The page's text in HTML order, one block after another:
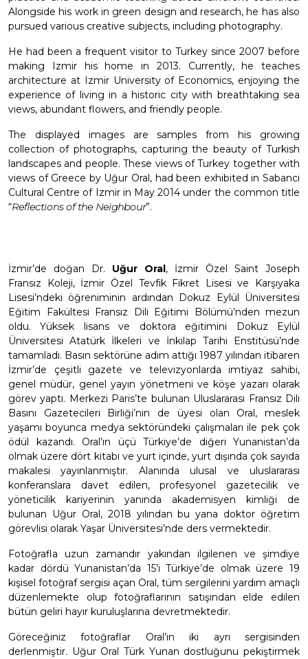
Alongside his work in green design and research, he has also
pursued various creative subjects, including photography.
He had been a frequent visitor to Turkey since 2007 before
making Izmir his home in 2013. Currently, he teaches
architecture at Izmir University of Economics, enjoying the
experience of living in a historic city with breathtaking sea
views, abundant flowers, and friendly people.
The displayed images are samples from his growing
collection of photographs, capturing the beauty of Turkish
landscapes and people. These views of Turkey together with
views of Greece by Uğur Oral, had been exhibited in Sabanci
Cultural Centre of Izmir in May 2014 under the common title
“Reflections of the Neighbour”.
İzmir’de doğan Dr. Uğur Oral , İzmir Özel Saint Joseph
Fransız Koleji, İzmir Özel Tevfik Fikret Lisesi ve Karşıyaka
Lisesi’ndeki öğreniminin ardından Dokuz Eylül Üniversitesi
Eğitim Fakültesi Fransız Dili Eğitimi Bölümü’nden mezun
oldu. Yüksek lisans ve doktora eğitimini Dokuz Eylül
Üniversitesi Atatürk İlkeleri ve İnkılap Tarihi Enstitüsü’nde
tamamladı. Basın sektörüne adım attığı 1987 yılından itibaren
İzmir’de çeşitli gazete ve televizyonlarda imtiyaz sahibi,
genel müdür, genel yayın yönetmeni ve köşe yazarı olarak
görev yaptı. Merkezi Paris’te bulunan Uluslararası Fransız Dili
Basını Gazetecileri Birliği’nin de üyesi olan Oral, meslek
yaşamı boyunca medya sektöründeki çalışmaları ile pek çok
ödül kazandı. Oral’ın üçü Türkiye’de diğeri Yunanistan’da
olmak üzere dört kitabı ve yurt içinde, yurt dışında çok sayıda
makalesi yayınlanmıştır. Alanında ulusal ve uluslararası
konferanslara davet edilen, profesyonel gazetecilik ve
yöneticilik kariyerinin yanında akademisyen kimliği de
bulunan Uğur Oral, 2018 yılından bu yana doktor öğretim
görevlisi olarak Yaşar Üniversitesi’nde ders vermektedir.
Fotoğrafla uzun zamandır yakından ilgilenen ve şimdiye
kadar dördü Yunanistan’da 15’i Türkiye’de olmak üzere 19
kişisel fotoğraf sergisi açan Oral, tüm sergilerini yardım amaçlı
düzenlemekte olup fotoğraflarının satışından elde edilen
bütün geliri hayır kuruluşlarına devretmektedir.
Göreceğiniz fotoğraflar Oral’ın iki ayrı sergisinden
derlenmiştir. Uğur Oral Türk Yunan dostluğunu pekiştirmek